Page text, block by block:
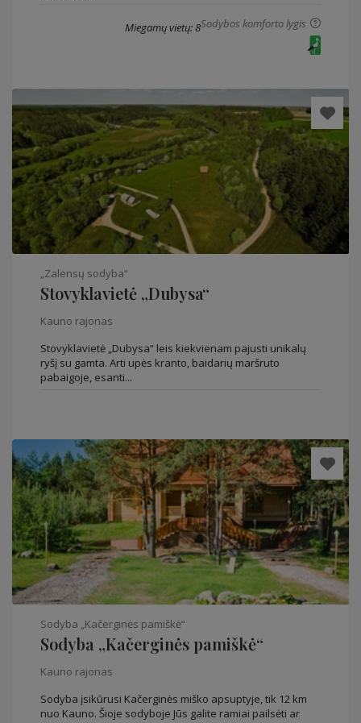
Sodybos komforto lygis
Miegamų vietų: 8
„Zalensų sodyba“
Stovyklavietė „Dubysa“
Kauno rajonas
Stovyklavietė „Dubysa“ leis kiekvienam pajusti unikalų
ryšį su gamta. Arti upės kranto, baidarių maršruto
pabaigoje, esanti...
Sodyba „Kačerginės pamiškė“
Sodyba „Kačerginės pamiškė“
Kauno rajonas
Sodyba įsikūrusi Kačerginės miško apsuptyje, tik 12 km
nuo Kauno. Šioje sodyboje Jūs galite ramiai pailsėti ar